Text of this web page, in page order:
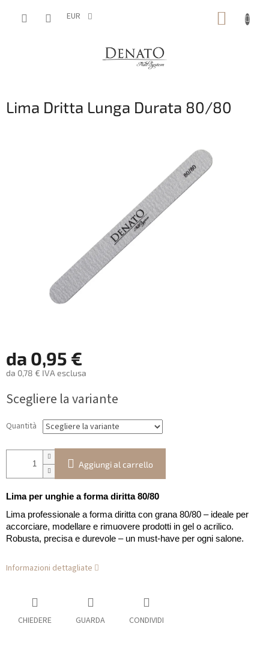
EUR
Lima Dritta Lunga Durata 80/80
da 0,95 €
da 0,78 € IVA esclusa
della
Scegliere la variante
Quantità
Aggiungi al carrello
Lima per unghie a forma diritta 80/80
Lima professionale a forma diritta con grana 80/80 – ideale per
accorciare, modellare e rimuovere prodotti in gel o acrilico.
Robusta, precisa e durevole – un must-have per ogni salone.
Informazioni dettagliate
CHIEDERE GUARDA CONDIVIDI